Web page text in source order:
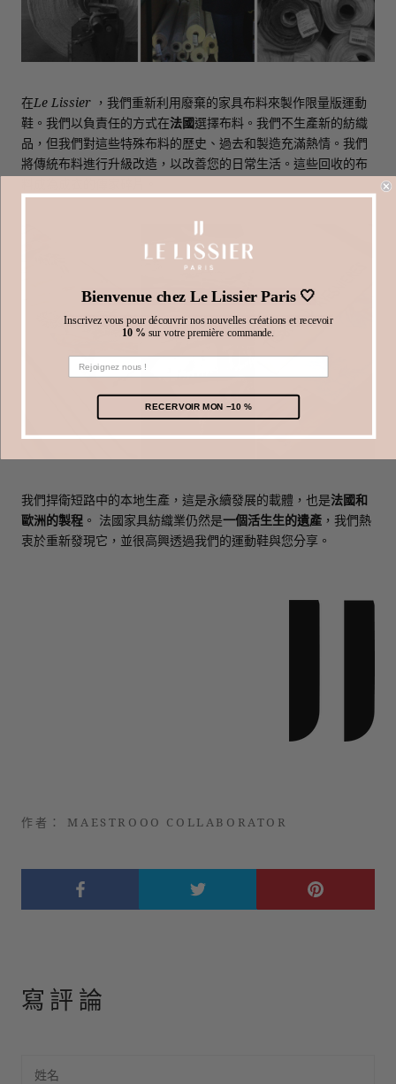
在Le Lissier ，我們重新利用廢棄的家具布料來製作限量版運動
鞋。我們以負責任的方式在法國選擇布料。我們不生產新的紡織
品，但我們對這些特殊布料的歷史、過去和製造充滿熱情。我們
將傳統布料進行升級改造，以改善您的日常生活。這些回收的布
我們捍衛短路中的本地生產，這是永續發展的載體，也是法國和
歐洲的製程 。 法國家具紡織業仍然是一個活生生的遺產 ，我們熱
衷於重新發現它，並很高興透過我們的運動鞋與您分享。
作者： MAESTROOO COLLABORATOR
寫評論
Bienvenue chez Le Lissier Paris 🤍
Inscrivez vous pour découvrir nos nouvelles créations et recevoir
10 % sur votre première commande.
RECERVOIR MON −10 %